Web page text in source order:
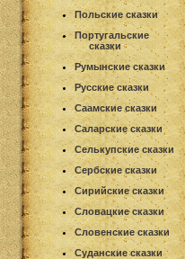
Польские сказки
Португальские
сказки
Румынские сказки
Русские сказки
Саамские сказки
Саларские сказки
Селькупские сказки
Сербские сказки
Сирийские сказки
Словацкие сказки
Словенские сказки
Суданские сказки